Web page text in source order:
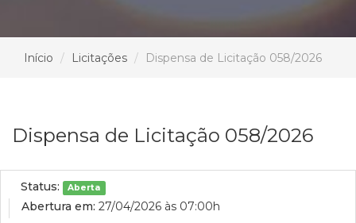
Início Licitações Dispensa de Licitação 058/2026
Dispensa de Licitação 058/2026
Status: Aberta
Abertura em: 27/04/2026 às 07:00h